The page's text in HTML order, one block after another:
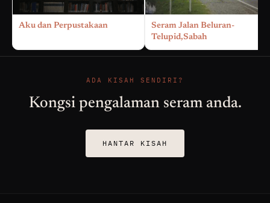
Aku dan Perpustakaan
Seram Jalan Beluran-
Telupid,Sabah
ADA KISAH SENDIRI?
Kongsi pengalaman seram anda.
HANTAR KISAH